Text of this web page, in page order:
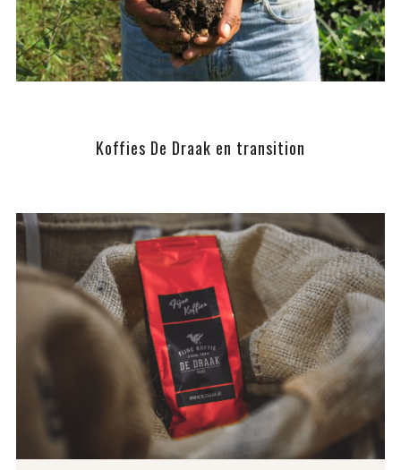
Koffies De Draak en transition